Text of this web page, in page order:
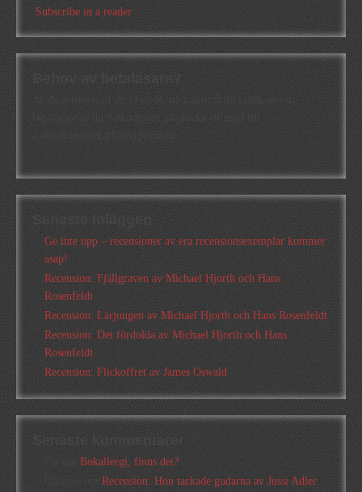
Subscribe in a reader
Behov av betaläsare?
Är du intresserad att få en första konstruktiv kritik av en
Senaste inläggen
Ge inte upp – recensioner av era recensionsexemplar kommer
asap!
Recension: Fjällgraven av Michael Hjorth och Hans
Rosenfeldt
Recension: Lärjungen av Michael Hjorth och Hans Rosenfeldt
Recension: Det fördolda av Michael Hjorth och Hans
Rosenfeldt
Recension: Flickoffret av James Oswald
Senaste kommentarer
Bokallergi, finns det?
Recension: Hon tackade gudarna av Jussi Adler